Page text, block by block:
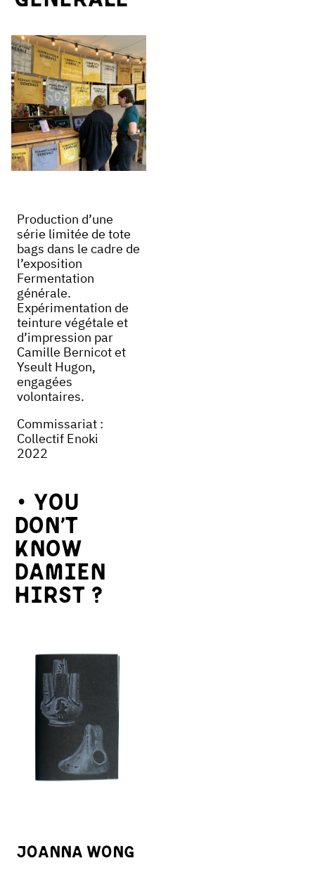
Production d’une
série limitée de tote
bags dans le cadre de
l’exposition
Fermentation
générale.
Expérimentation de
teinture végétale et
d’impression par
Camille Bernicot et
Yseult Hugon,
engagées
volontaires.
Commissariat :
Collectif Enoki
2022
You
don’t
know
Damien
Hirst ?
Joanna Wong